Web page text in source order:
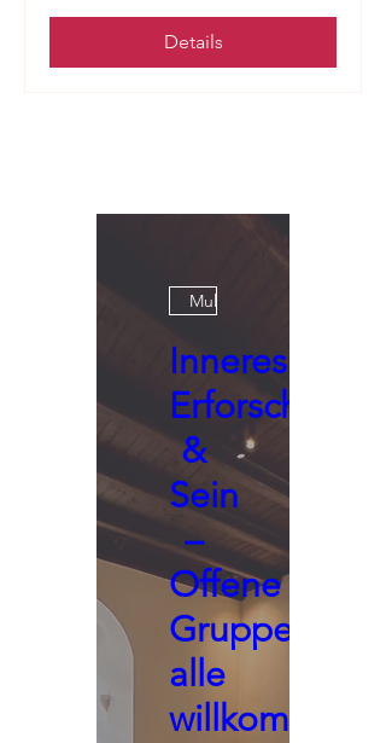
Details
Multiple Dates
Inneres
Erforschen
&
Sein
–
Offene
Gruppe,
alle
willkommen